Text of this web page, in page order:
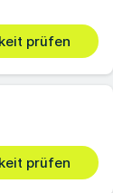
prüfen
prüfen